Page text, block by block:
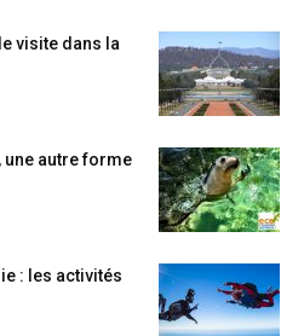
visite dans la
une autre forme
: les activités